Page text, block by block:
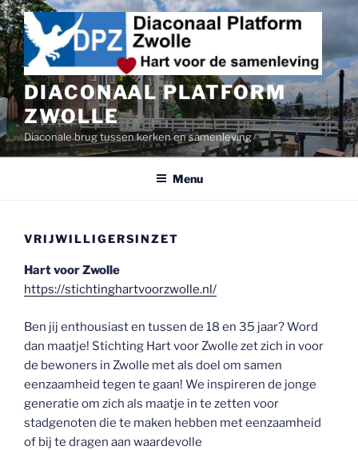
Ga
naar
de
inhoud
DIACONAAL PLATFORM
ZWOLLE
Diaconale brug tussen kerken en samenleving
Menu
VRIJWILLIGERSINZET
Hart voor Zwolle
https://stichtinghartvoorzwolle.nl/
Ben jij enthousiast en tussen de 18 en 35 jaar? Word
dan maatje! Stichting Hart voor Zwolle zet zich in voor
de bewoners in Zwolle met als doel om samen
eenzaamheid tegen te gaan! We inspireren de jonge
generatie om zich als maatje in te zetten voor
stadgenoten die te maken hebben met eenzaamheid
of bij te dragen aan waardevolle